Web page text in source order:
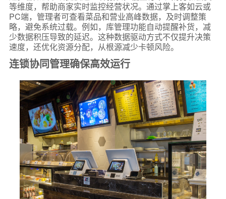
等维度，帮助商家实时监控经营状况。通过掌上客如云或
PC端，管理者可查看菜品和营业高峰数据，及时调整策
略，避免系统过载。例如，库管理功能自动提醒补货，减
少数据积压导致的延迟。这种数据驱动方式不仅提升决策
速度，还优化资源分配，从根源减少卡顿风险。
连锁协同管理确保高效运行